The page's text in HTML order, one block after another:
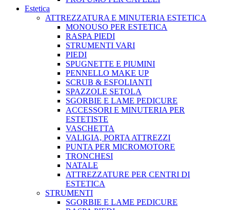
Estetica
ATTREZZATURA E MINUTERIA ESTETICA
MONOUSO PER ESTETICA
RASPA PIEDI
STRUMENTI VARI
PIEDI
SPUGNETTE E PIUMINI
PENNELLO MAKE UP
SCRUB & ESFOLIANTI
SPAZZOLE SETOLA
SGORBIE E LAME PEDICURE
ACCESSORI E MINUTERIA PER
ESTETISTE
VASCHETTA
VALIGIA, PORTA ATTREZZI
PUNTA PER MICROMOTORE
TRONCHESI
NATALE
ATTREZZATURE PER CENTRI DI
ESTETICA
STRUMENTI
SGORBIE E LAME PEDICURE